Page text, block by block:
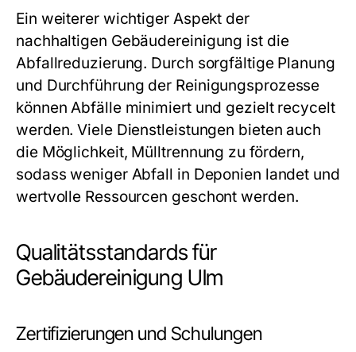
Ein weiterer wichtiger Aspekt der
nachhaltigen Gebäudereinigung ist die
Abfallreduzierung. Durch sorgfältige Planung
und Durchführung der Reinigungsprozesse
können Abfälle minimiert und gezielt recycelt
werden. Viele Dienstleistungen bieten auch
die Möglichkeit, Mülltrennung zu fördern,
sodass weniger Abfall in Deponien landet und
wertvolle Ressourcen geschont werden.
Qualitätsstandards für
Gebäudereinigung Ulm
Zertifizierungen und Schulungen